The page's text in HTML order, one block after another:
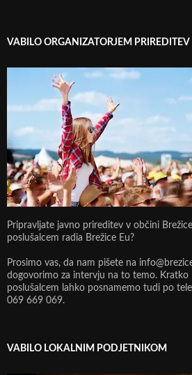
VABILO ORGANIZATORJEM PRIREDITEV
Pripravljate javno prireditev v občini
poslušalcem radia Brežice Eu?
Prosimo vas, da nam pišete na
dogovorimo za intervju na to temo. Kratko
poslušalcem lahko posnamemo tudi po
069 669 069.
VABILO LOKALNIM PODJETNIKOM